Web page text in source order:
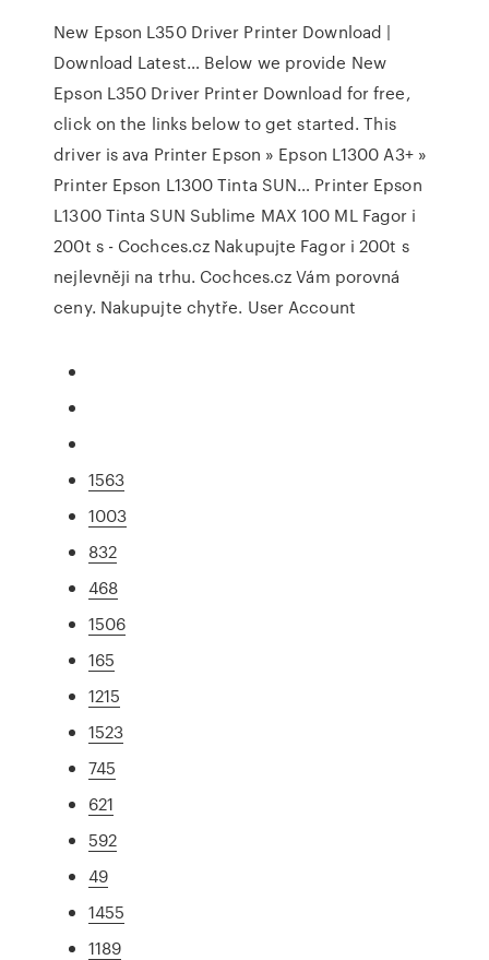
New Epson L350 Driver Printer Download |
Download Latest… Below we provide New
Epson L350 Driver Printer Download for free,
click on the links below to get started. This
driver is ava Printer Epson » Epson L1300 A3+ »
Printer Epson L1300 Tinta SUN… Printer Epson
L1300 Tinta SUN Sublime MAX 100 ML Fagor i
200t s - Cochces.cz Nakupujte Fagor i 200t s
nejlevněji na trhu. Cochces.cz Vám porovná
ceny. Nakupujte chytře. User Account
1563
1003
832
468
1506
165
1215
1523
745
621
592
49
1455
1189